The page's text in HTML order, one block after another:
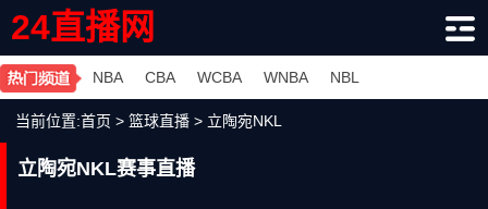
24直播网
NBA CBA WCBA WNBA NBL
当前位置:首页 > 篮球直播 > 立陶宛NKL
立陶宛NKL赛事直播